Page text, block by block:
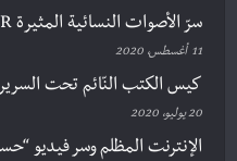
سرّ الأصوات النسائية المثيرة ASMR
11 أغسطس، 2020
كيس الكتب النّائم تحت السرير
20 يوليو، 2020
الإنترنت المظلم وسر فيديو